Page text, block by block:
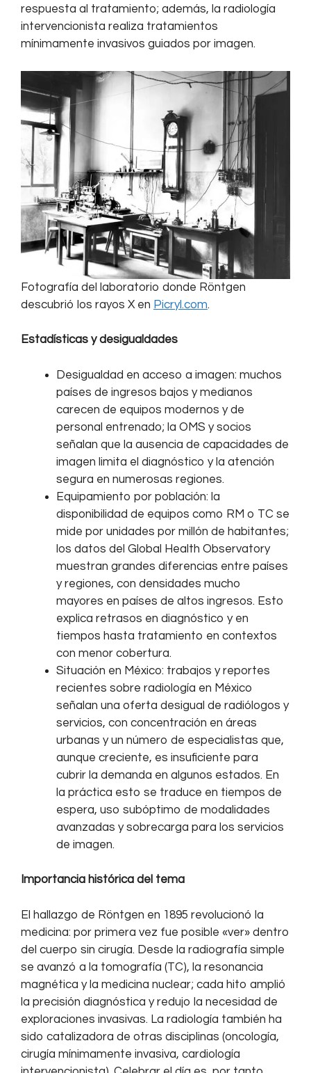
respuesta al tratamiento; además, la radiología
intervencionista realiza tratamientos
mínimamente invasivos guiados por imagen.
Fotografía del laboratorio donde Röntgen
descubrió los rayos X en Picryl.com.
Estadísticas y desigualdades
Desigualdad en acceso a imagen: muchos
países de ingresos bajos y medianos
carecen de equipos modernos y de
personal entrenado; la OMS y socios
señalan que la ausencia de capacidades de
imagen limita el diagnóstico y la atención
segura en numerosas regiones.
Equipamiento por población: la
disponibilidad de equipos como RM o TC se
mide por unidades por millón de habitantes;
los datos del Global Health Observatory
muestran grandes diferencias entre países
y regiones, con densidades mucho
mayores en países de altos ingresos. Esto
explica retrasos en diagnóstico y en
tiempos hasta tratamiento en contextos
con menor cobertura.
Situación en México: trabajos y reportes
recientes sobre radiología en México
señalan una oferta desigual de radiólogos y
servicios, con concentración en áreas
urbanas y un número de especialistas que,
aunque creciente, es insuficiente para
cubrir la demanda en algunos estados. En
la práctica esto se traduce en tiempos de
espera, uso subóptimo de modalidades
avanzadas y sobrecarga para los servicios
de imagen.
Importancia histórica del tema
El hallazgo de Röntgen en 1895 revolucionó la
medicina: por primera vez fue posible «ver» dentro
del cuerpo sin cirugía. Desde la radiografía simple
se avanzó a la tomografía (TC), la resonancia
magnética y la medicina nuclear; cada hito amplió
la precisión diagnóstica y redujo la necesidad de
exploraciones invasivas. La radiología también ha
sido catalizadora de otras disciplinas (oncología,
cirugía mínimamente invasiva, cardiología